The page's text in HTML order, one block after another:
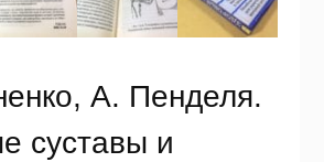
А. Пенделя.
суставы и